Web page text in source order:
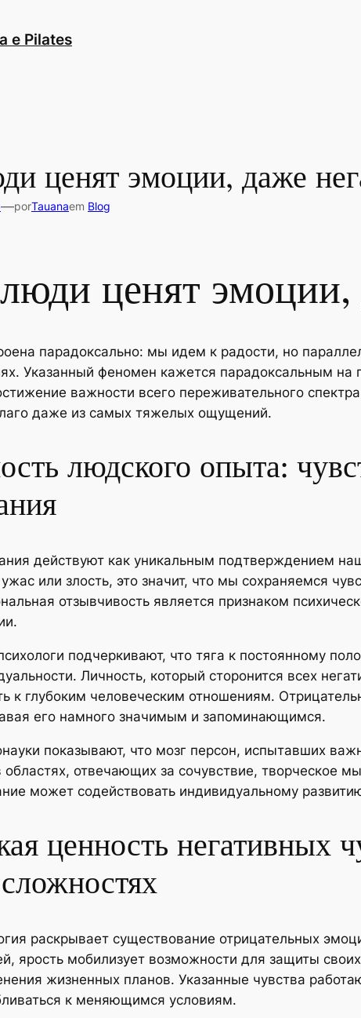
e Pilates
ценят эмоции, даже
—porTauanaem Blog
ценят эмоции,
парадоксально: мы идем к радости, но
Указанный феномен кажется парадоксальным на
важности всего переживательного
даже из самых тяжелых ощущений.
людского опыта:
действуют как уникальным подтверждением
или злость, это значит, что мы сохраняемся
отзывчивость является признаком
подчеркивают, что тяга к постоянному
Личность, который сторонится всех
к глубоким человеческим отношениям.
его намного значимым и запоминающимся.
показывают, что мозг персон, испытавших
отвечающих за сочувствие, творческое
может содействовать индивидуальному
ценность негативных
раскрывает существование отрицательных
ярость мобилизует возможности для защиты
жизненных планов. Указанные чувства
к меняющимся условиям.